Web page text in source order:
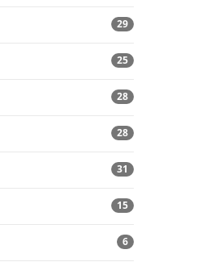
29
25
28
28
31
15
6